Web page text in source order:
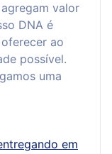
valor
DNA é
ao
possível.
uma
em